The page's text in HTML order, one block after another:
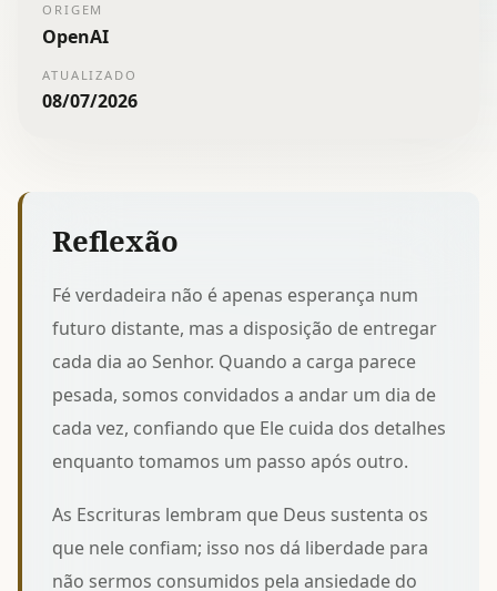
ORIGEM
OpenAI
ATUALIZADO
08/07/2026
Reflexão
Fé verdadeira não é apenas esperança num
futuro distante, mas a disposição de entregar
cada dia ao Senhor. Quando a carga parece
pesada, somos convidados aandar um dia de
cada vez, confiando que Ele cuida dos detalhes
enquanto tomamos um passo após outro.
As Escrituras lembram que Deus sustenta os
que nele confiam; isso nos dá liberdade para
não sermos consumidos pela ansiedade do